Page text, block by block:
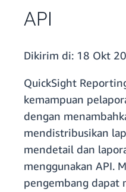
API
Dikirim di: 18 Okt
QuickSight
kemampuan
dengan
mendistribusikan
mendetail dan
menggunakan API.
pengembang dapat